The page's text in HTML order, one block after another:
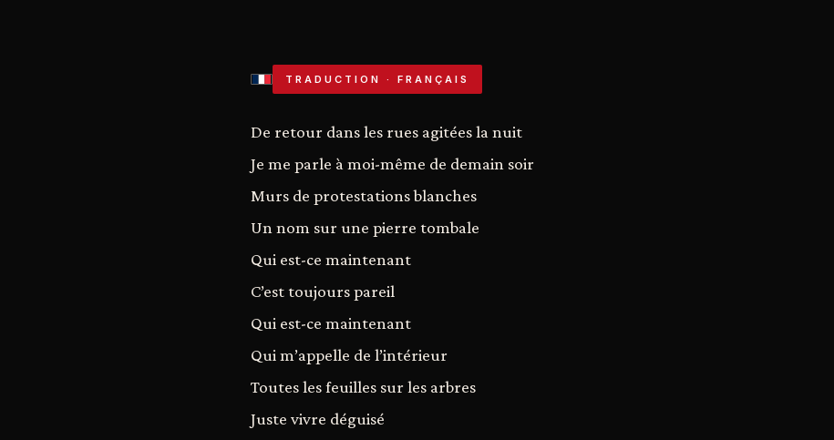
TRADUCTION · FRANÇAIS
De retour dans les rues agitées la nuit
Je me parle à moi-même de demain soir
Murs de protestations blanches
Un nom sur une pierre tombale
Qui est-ce maintenant
C’est toujours pareil
Qui est-ce maintenant
Qui m’appelle de l’intérieur
Toutes les feuilles sur les arbres
Juste vivre déguisé